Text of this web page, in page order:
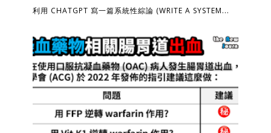
利用 CHATGPT 寫一篇系統性綜論 (WRITE A SYSTEM...